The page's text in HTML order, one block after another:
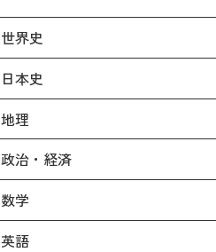
世界史
日本史
地理
政治・経済
数学
英語